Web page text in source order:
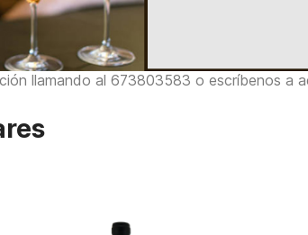
llamando al 673803583 o escríbenos a